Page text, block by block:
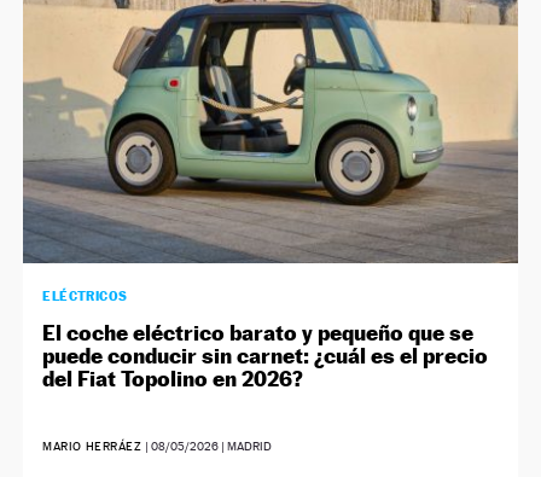
ELÉCTRICOS
El coche eléctrico barato y pequeño que se
puede conducir sin carnet: ¿cuál es el precio
del Fiat Topolino en 2026?
MARIO HERRÁEZ |08/05/2026 | MADRID